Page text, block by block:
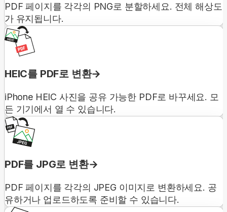
PDF 페이지를 각각의 PNG로 분할하세요. 전체 해상도
가 유지됩니다.
HEIC를 PDF로 변환
iPhone HEIC 사진을 공유 가능한 PDF로 바꾸세요. 모
든 기기에서 열 수 있습니다.
PDF를 JPG로 변환
PDF 페이지를 각각의 JPEG 이미지로 변환하세요. 공
유하거나 업로드하도록 준비할 수 있습니다.